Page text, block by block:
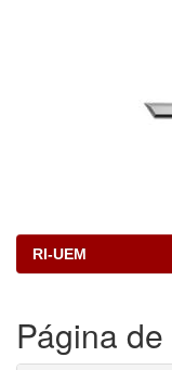
RI-UEM
Página